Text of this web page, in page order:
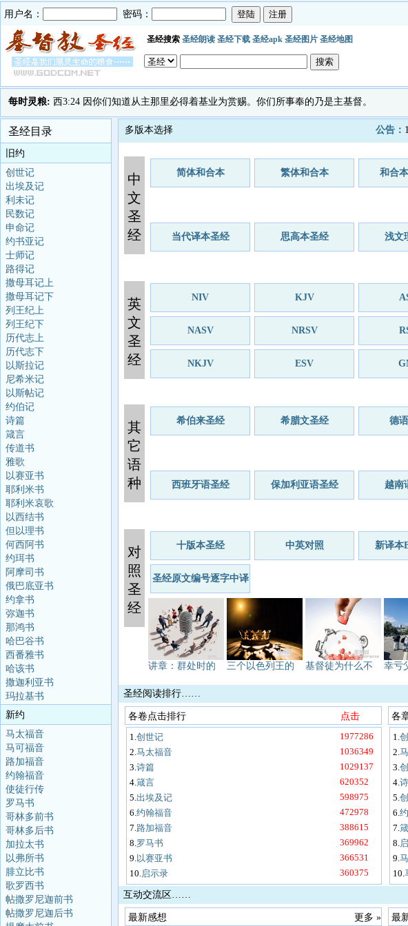
用户名： 密码：
圣经搜索 圣经朗读 圣经下载 圣经apk 圣经图片 圣经地图
每时灵粮: 西3:24 因你们知道从主那里必得着基业为赏赐。你们所事奉的乃是主基督。
圣经目录
旧约
创世记
出埃及记
利未记
民数记
申命记
约书亚记
士师记
路得记
撒母耳记上
撒母耳记下
列王纪上
列王纪下
历代志上
历代志下
以斯拉记
尼希米记
以斯帖记
约伯记
诗篇
箴言
传道书
雅歌
以赛亚书
耶利米书
耶利米哀歌
以西结书
但以理书
何西阿书
约珥书
阿摩司书
俄巴底亚书
约拿书
弥迦书
那鸿书
哈巴谷书
西番雅书
哈该书
撒迦利亚书
玛拉基书
新约
马太福音
马可福音
路加福音
约翰福音
使徒行传
罗马书
哥林多前书
哥林多后书
加拉太书
以弗所书
腓立比书
歌罗西书
帖撒罗尼迦前书
帖撒罗尼迦后书
多版本选择 公告：
中
文
圣
经
简体和合本 繁体和合本 和合
当代译本圣经 思高本圣经 浅文
英
文
圣
经
NIV KJV
NASV NRSV
NKJV ESV
其
它
语
种
希伯来圣经 希腊文圣经 德
西班牙语圣经 保加利亚语圣经 越南
对
照
圣
经
十版本圣经 中英对照 新译本
圣经原文编号逐字中译
讲章：群处时的 三个以色列王的 基督徒为什么不 幸亏
圣经阅读排行……
各卷点击排行
点击
1.创世记
1977286
2.马太福音
1036349
3.诗篇
1029137
4.箴言
620352
5.出埃及记
598975
6.约翰福音
472978
7.路加福音
388615
8.罗马书
369962
9.以赛亚书
366531
10.启示录 360375
各
1.
2.
3.
4.
5.
6.
7.
8.
9.
10.
互动交流区……
最新感想 更多 » 最